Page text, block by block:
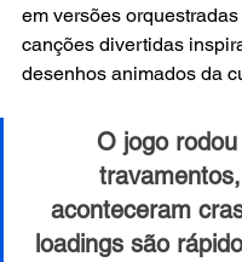
em versões
canções divertidas
desenhos animados da
O jogo
aconteceram
loadings são